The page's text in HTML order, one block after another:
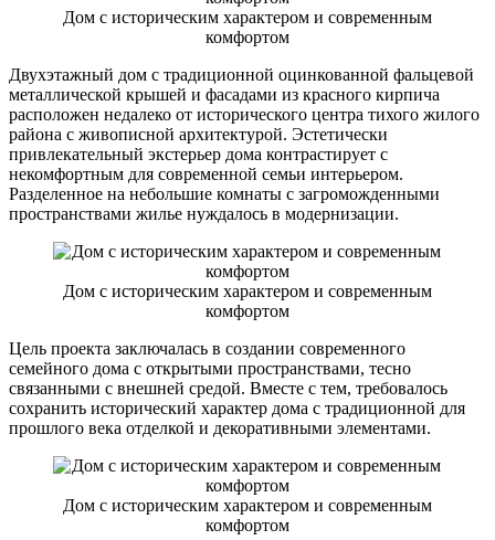
Дом с историческим характером и современным
комфортом
Двухэтажный дом с традиционной оцинкованной фальцевой
металлической крышей и фасадами из красного кирпича
расположен недалеко от исторического центра тихого жилого
района с живописной архитектурой. Эстетически
привлекательный экстерьер дома контрастирует с
некомфортным для современной семьи интерьером.
Разделенное на небольшие комнаты с загроможденными
пространствами жилье нуждалось в модернизации.
Дом с историческим характером и современным
комфортом
Цель проекта заключалась в создании современного
семейного дома с открытыми пространствами, тесно
связанными с внешней средой. Вместе с тем, требовалось
сохранить исторический характер дома с традиционной для
прошлого века отделкой и декоративными элементами.
Дом с историческим характером и современным
комфортом